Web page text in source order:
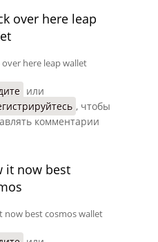
over here leap
over here leap wallet
или
, чтобы
комментарии
it now best
now best cosmos wallet